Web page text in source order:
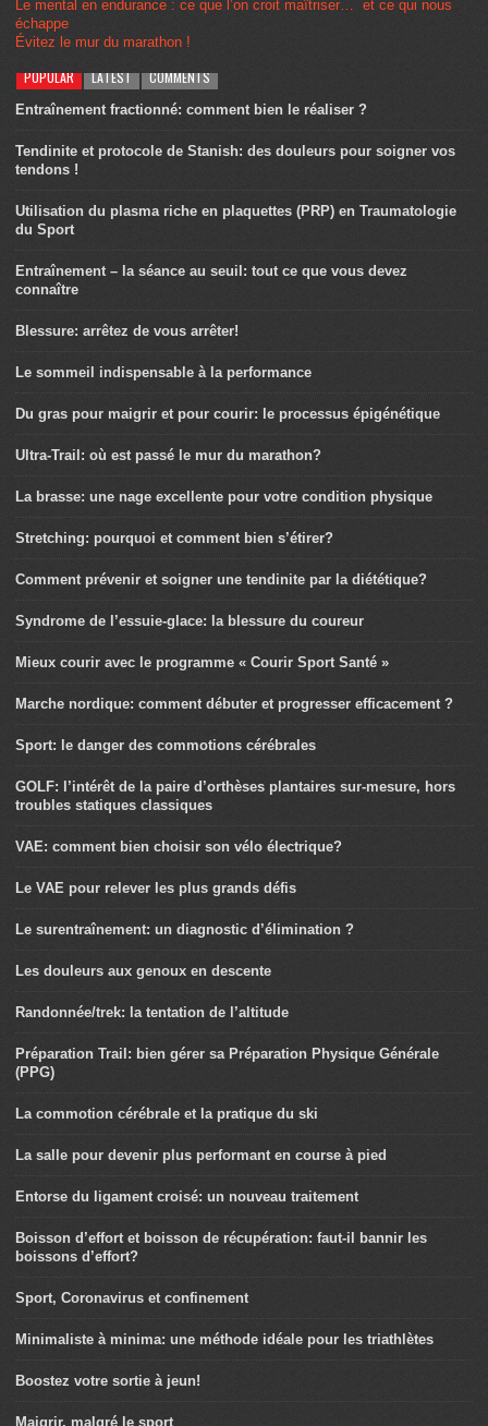
Pourquoi est-il difficile de trouver le sommeil après une compétition ?
Le mental en endurance : ce que l’on croit maîtriser… et ce qui nous
Évitez le mur du marathon !
POPULAR LATEST COMMENTS
Entraînement fractionné: comment bien le réaliser ?
tendons !
du Sport
connaître
Blessure: arrêtez de vous arrêter!
Le sommeil indispensable à la performance
Du gras pour maigrir et pour courir: le processus épigénétique
Ultra-Trail: où est passé le mur du marathon?
La brasse: une nage excellente pour votre condition physique
Stretching: pourquoi et comment bien s’étirer?
Comment prévenir et soigner une tendinite par la diététique?
Syndrome de l’essuie-glace: la blessure du coureur
Mieux courir avec le programme « Courir Sport Santé »
Marche nordique: comment débuter et progresser efficacement ?
Sport: le danger des commotions cérébrales
troubles statiques classiques
VAE: comment bien choisir son vélo électrique?
Le VAE pour relever les plus grands défis
Le surentraînement: un diagnostic d’élimination ?
Les douleurs aux genoux en descente
Randonnée/trek: la tentation de l’altitude
(PPG)
La commotion cérébrale et la pratique du ski
La salle pour devenir plus performant en course à pied
Entorse du ligament croisé: un nouveau traitement
boissons d’effort?
Sport, Coronavirus et confinement
Minimaliste à minima: une méthode idéale pour les triathlètes
Boostez votre sortie à jeun!